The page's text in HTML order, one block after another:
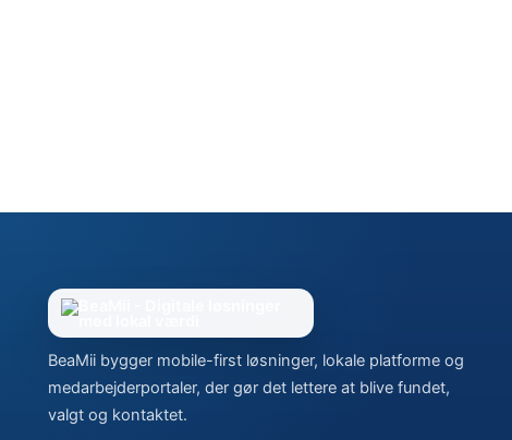
BeaMii bygger mobile-first løsninger, lokale platforme og
medarbejderportaler, der gør det lettere at blive fundet,
valgt og kontaktet.